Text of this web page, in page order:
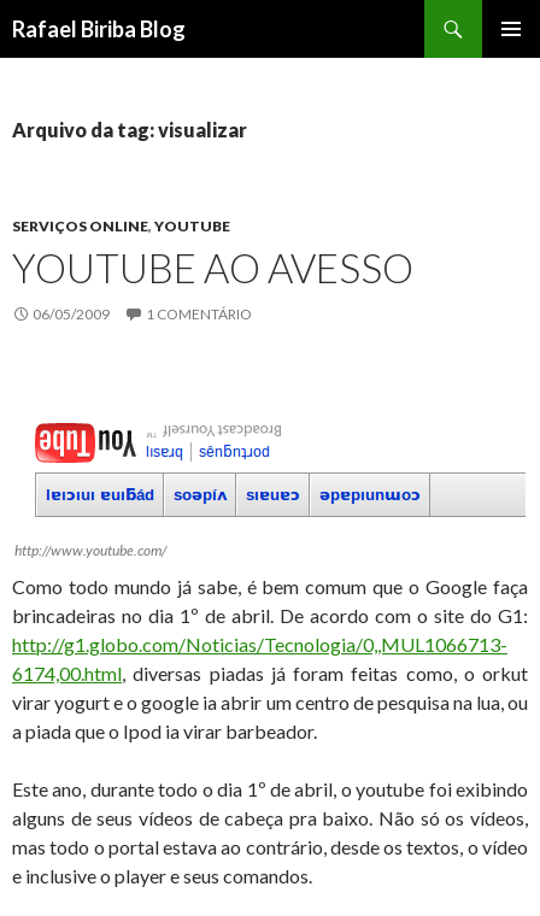
Rafael Biriba Blog
CONTEÚDO
Arquivo da tag: visualizar
SERVIÇOS ONLINE, YOUTUBE
YOUTUBE AO AVESSO
06/05/2009 1 COMENTÁRIO
http://www.youtube.com/
Como todo mundo já sabe, é bem comum que o Google faça
brincadeiras no dia 1º de abril. De acordo com o site do G1:
http://g1.globo.com/Noticias/Tecnologia/0,,MUL1066713-
6174,00.html, diversas piadas já foram feitas como, o orkut
virar yogurt e o google ia abrir um centro de pesquisa na lua, ou
a piada que o Ipod ia virar barbeador.
Este ano, durante todo o dia 1º de abril, o youtube foi exibindo
alguns de seus vídeos de cabeça pra baixo. Não só os vídeos,
mas todo o portal estava ao contrário, desde os textos, o vídeo
e inclusive o player e seus comandos.